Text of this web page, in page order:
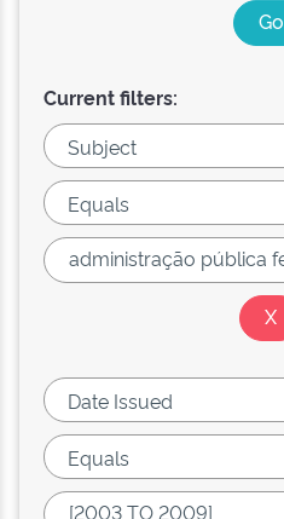
Current filters: